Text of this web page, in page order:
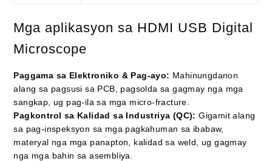
Mga aplikasyon sa HDMI USB Digital
Microscope
Paggama sa Elektroniko & Pag-ayo: Mahinungdanon
alang sa pagsusi sa PCB, pagsolda sa gagmay nga mga
sangkap, ug pag-ila sa mga micro-fracture.
Pagkontrol sa Kalidad sa Industriya (QC): Gigamit alang
sa pag-inspeksyon sa mga pagkahuman sa ibabaw,
materyal nga mga panapton, kalidad sa weld, ug gagmay
nga mga bahin sa asembliya.